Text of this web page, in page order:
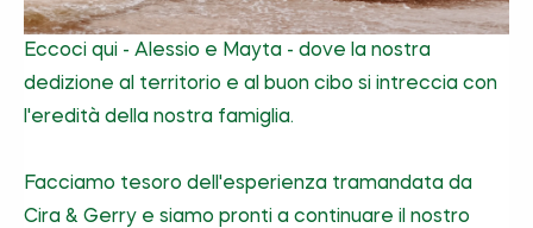
Eccoci qui - Alessio e Mayta - dove la nostra
dedizione al territorio e al buon cibo si intreccia con
l'eredità della nostra famiglia.
Facciamo tesoro dell'esperienza tramandata da
Cira & Gerry e siamo pronti a continuare il nostro